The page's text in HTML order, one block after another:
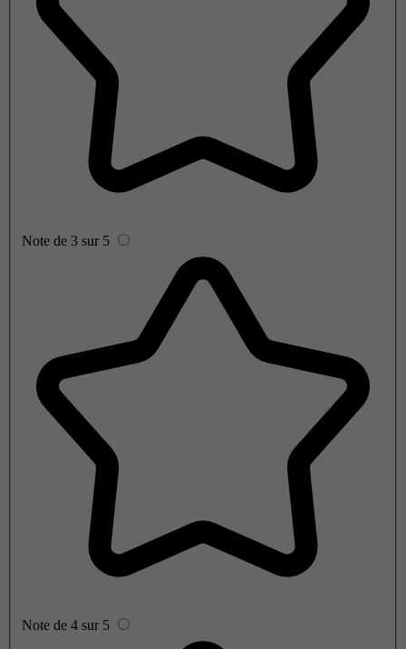
Note de 3 sur 5
Note de 4 sur 5